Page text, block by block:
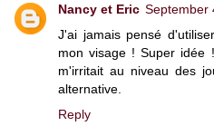
Nancy et Eric September
J'ai jamais pensé
mon visage ! Super idée
m'irritait au niveau des
alternative.
Reply